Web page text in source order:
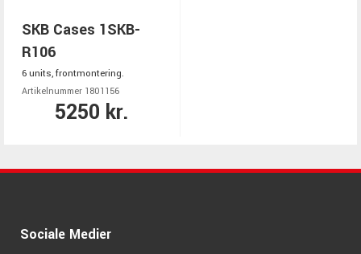
SKB Cases 1SKB-
R106
6 units, frontmontering.
Artikelnummer 1801156
5250 kr.
Sociale Medier